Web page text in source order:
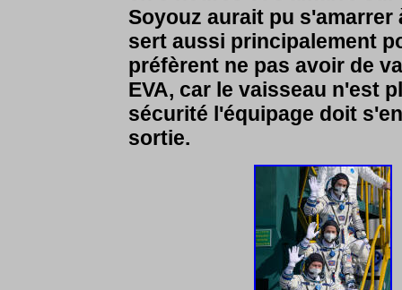
Soyouz aurait pu s'amarrer
sert aussi principalement
préfèrent ne pas avoir de
EVA, car le vaisseau n'est
sécurité l'équipage doit
sortie.